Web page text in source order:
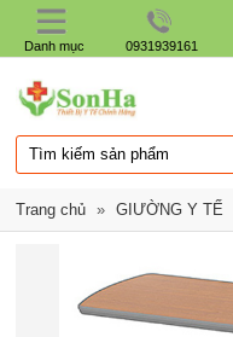
Danh mục 0931939161
Trang chủ » GIƯỜNG Y TẾ